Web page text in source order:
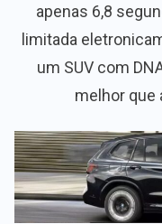
apenas 6,8
limitada
um SUV com
melhor que